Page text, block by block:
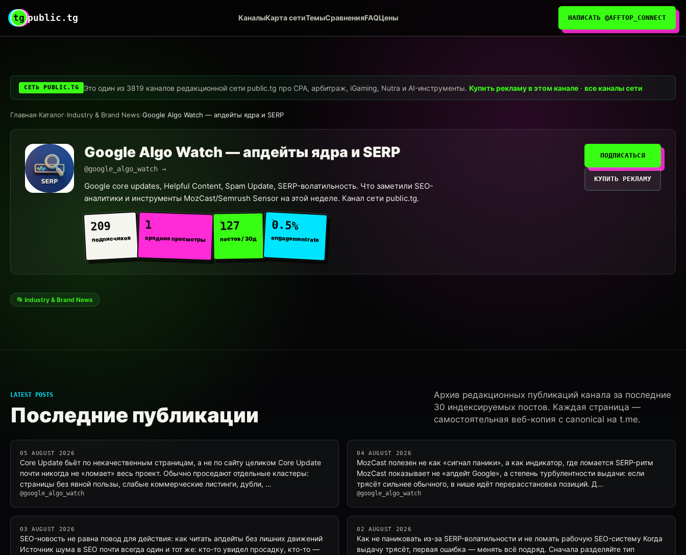
tg public.tg КаналыКарта сетиТемыСравненияFAQЦены НАПИСАТЬ @AFFTOP_CONNECT
СЕТЬ PUBLIC.TG Это один из 3819 каналов редакционной сети public.tg про CPA, арбитраж, iGaming, Nutra и AI-инструменты.Купить рекламу в этом канале ·все каналы сети
Главная›Каталог›Industry & Brand News›Google Algo Watch — апдейты ядра и SERP
Google Algo Watch — апдейты ядра и SERP
@google_algo_watch →
Google core updates, Helpful Content, Spam Update, SERP-волатильность. Что заметили SEO-
аналитики и инструменты MozCast/Semrush Sensor на этой неделе. Канал сети public.tg.
209
подписчиков
1
средние просмотры
127
постов / 30д
0.5%
engagement rate
ПОДПИСАТЬСЯ
КУПИТЬ РЕКЛАМУ
📂 Industry & Brand News
LATEST POSTS
Последние публикации
Архив редакционных публикаций канала за последние
30 индексируемых постов. Каждая страница —
самостоятельная веб-копия с canonical на t.me.
05 AUGUST 2026
Core Update бьёт по некачественным страницам, а не по сайту целиком Core Update
почти никогда не «ломает» весь проект. Обычно проседают отдельные кластеры:
страницы без явной пользы, слабые коммерческие листинги, дубли, …
@google_algo_watch
04 AUGUST 2026
MozCast полезен не как «сигнал паники», а как индикатор, где ломается SERP-ритм
MozCast показывает не «апдейт Google», а степень турбулентности выдачи: если
трясёт сильнее обычного, в нише идёт перерасстановка позиций. Д…
@google_algo_watch
03 AUGUST 2026
SEO-новость не равна повод для действия: как читать апдейты без лишних движений
Источник шума в SEO почти всегда один и тот же: кто-то увидел просадку, кто-то —
02 AUGUST 2026
Как не паниковать из-за SERP-волатильности и не ломать рабочую SEO-систему Когда
выдачу трясёт, первая ошибка — менять всё подряд. Сначала разделяйте тип